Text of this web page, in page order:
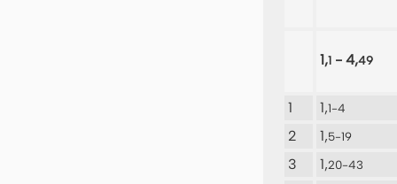
1,1- 4,49
1 1,1-4
2 1,5-19
3 1,20-43